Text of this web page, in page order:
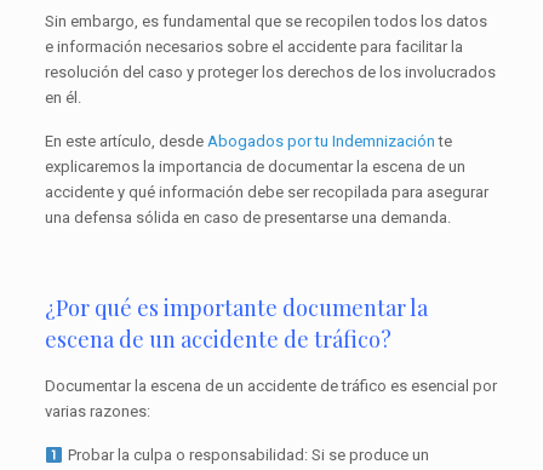
Sin embargo, es fundamental que se recopilen todos los datos
e información necesarios sobre el accidente para facilitar la
resolución del caso y proteger los derechos de los involucrados
en él.
En este artículo, desde Abogados por tu Indemnización te
explicaremos la importancia de documentar la escena de un
accidente y qué información debe ser recopilada para asegurar
una defensa sólida en caso de presentarse una demanda.
¿Por qué es importante documentar la
escena de un accidente de tráfico?
Documentar la escena de un accidente de tráfico es esencial por
varias razones:
Probar la culpa o responsabilidad: Si se produce un